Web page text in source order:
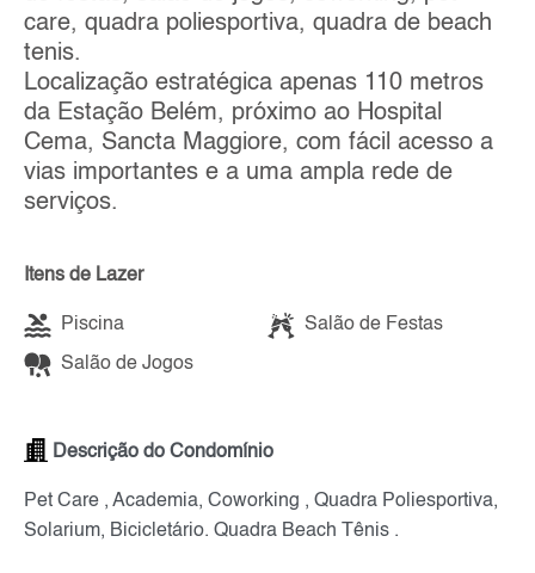
care, quadra poliesportiva, quadra de beach
tenis.
Localização estratégica apenas 110 metros
da Estação Belém, próximo ao Hospital
Cema, Sancta Maggiore, com fácil acesso a
vias importantes e a uma ampla rede de
serviços.
Itens de Lazer
Piscina Salão de Festas
Salão de Jogos
Descrição do Condomínio
Pet Care , Academia, Coworking , Quadra Poliesportiva,
Solarium, Bicicletário. Quadra Beach Tênis .